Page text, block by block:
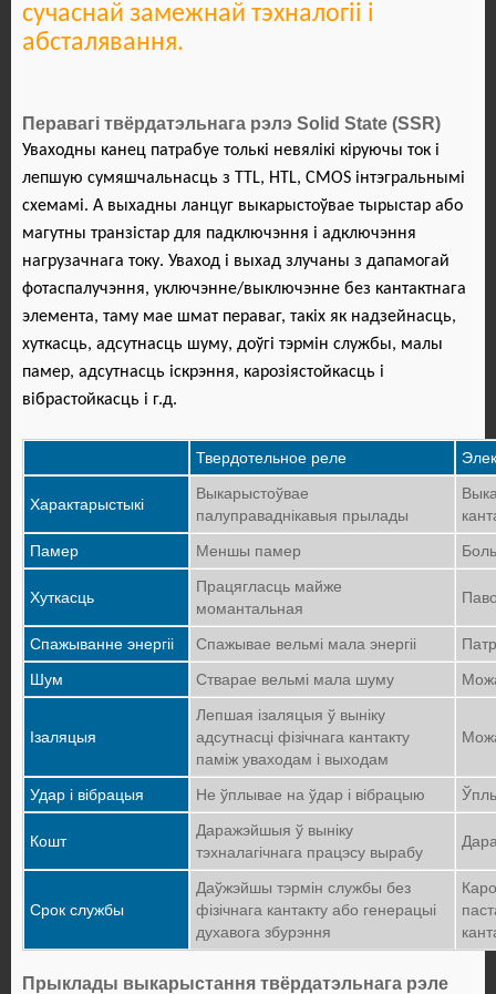
сучаснай замежнай тэхналогіі і
абсталявання.
Перавагі твёрдатэльнага рэлэ Solid State (SSR)
Уваходны канец патрабуе толькі невялікі кіруючы ток і
лепшую сумяшчальнасць з TTL, HTL, CMOS інтэгральнымі
схемамі. А выхадны ланцуг выкарыстоўвае тырыстар або
магутны транзістар для падключэння і адключэння
нагрузачнага току. Уваход і выхад злучаны з дапамогай
фотаспалучэння, уключэнне/выключэнне без кантактнага
элемента, таму мае шмат пераваг, такіх як надзейнасць,
хуткасць, адсутнасць шуму, доўгі тэрмін службы, малы
памер, адсутнасць іскрэння, карозіястойкасць і
вібрастойкасць і г.д.
Твердотельное реле
Характарыстыкі
Выкарыстоўвае
палуправаднікавыя прылады
Памер
Меншы памер
Хуткасць
Працягласць майже
момантальная
Спажыванне энергіі Спажывае вельмі мала энергіі
Шум
Стварае вельмі мала шуму
Ізаляцыя
Лепшая ізаляцыя ў выніку
адсутнасці фізічнага кантакту
паміж уваходам і выходам
Удар і вібрацыя Не ўплывае на ўдар і вібрацыю
Кошт
Даражэйшыя ў выніку
тэхналагічнага працэсу вырабу
Срок службы
Даўжэйшы тэрмін службы без
фізічнага кантакту або генерацыі
духавога збурэння
Прыклады выкарыстання твёрдатэльнага рэле